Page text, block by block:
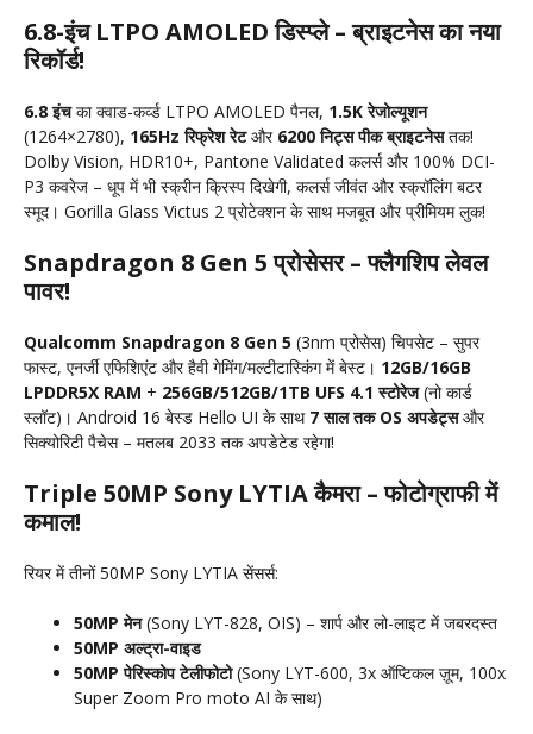
6.8-इंच LTPO AMOLED डिस्प्ले – ब्राइटनेस का नया
रिकॉर्ड!
6.8 इंचका क्वाड-कर्व्ड LTPO AMOLED पैनल, 1.5K रेजोल्यूशन
(1264×2780), 165Hz रिफ्रेश रेटऔर 6200 निट्स पीक ब्राइटनेसतक!
Dolby Vision, HDR10+, Pantone Validated कलर्स और 100% DCI-
P3 कवरेज – धूप में भी स्क्रीन क्रिस्प दिखेगी, कलर्स जीवंत और स्क्रॉलिंग बटर
स्मूद। Gorilla Glass Victus 2 प्रोटेक्शन के साथ मजबूत और प्रीमियम लुक!
Snapdragon 8 Gen 5 प्रोसेसर – फ्लैगशिप लेवल
पावर!
Qualcomm Snapdragon 8 Gen 5 (3nm प्रोसेस) चिपसेट – सुपर
फास्ट, एनर्जी एफिशिएंट और हैवी गेमिंग/मल्टीटास्किंग में बेस्ट। 12GB/16GB
LPDDR5X RAM + 256GB/512GB/1TB UFS 4.1 स्टोरेज(नो कार्ड
स्लॉट)। Android 16 बेस्ड Hello UI के साथ 7 साल तक OS अपडेट्सऔर
सिक्योरिटी पैचेस – मतलब 2033 तक अपडेटेड रहेगा!
Triple 50MP Sony LYTIA कैमरा – फोटोग्राफी में
कमाल!
रियर में तीनों 50MP Sony LYTIA सेंसर्स:
50MP मेन(Sony LYT-828, OIS) – शार्प और लो-लाइट में जबरदस्त
50MP अल्ट्रा-वाइड
50MP पेरिस्कोप टेलीफोटो(Sony LYT-600, 3x ऑप्टिकल ज़ूम, 100x
Super Zoom Pro moto AI के साथ)